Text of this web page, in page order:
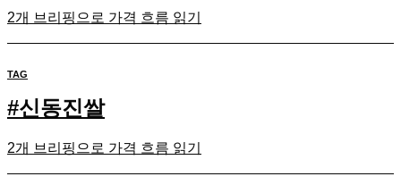
2개 브리핑으로 가격 흐름 읽기
TAG
#신동진쌀
2개 브리핑으로 가격 흐름 읽기